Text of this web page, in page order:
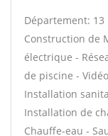
Département: 13
Construction de
électrique -
de piscine -
Installation
Installation de
Chauffe-eau -